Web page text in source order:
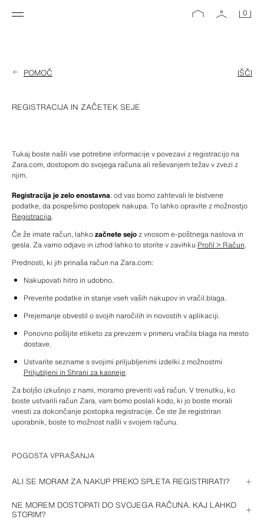
0
POMOČ IŠČI
REGISTRACIJA IN ZAČETEK SEJE
Tukaj boste našli vse potrebne informacije v povezavi z registracijo na
Zara.com, dostopom do svojega računa ali reševanjem težav v zvezi z
njim.
Registracija je zelo enostavna: od vas bomo zahtevali le bistvene
Registracija.
Če že imate račun, lahko začnete sejo z vnosom e-poštnega naslova in
gesla. Za varno odjavo in izhod lahko to storite v zavihku Profil > Račun.
Prednosti, ki jih prinaša račun na Zara.com:
Nakupovati hitro in udobno.
Preverite podatke in stanje vseh vaših nakupov in vračil.blaga.
Prejemanje obvestil o svojih naročilih in novostih v aplikaciji.
Ponovno pošljite etiketo za prevzem v primeru vračila blaga na mesto
dostave.
Priljubljeni in Shrani za kasneje.
Za boljšo izkušnjo z nami, moramo preveriti vaš račun. V trenutku, ko
boste ustvarili račun Zara, vam bomo poslali kodo, ki jo boste morali
vnesti za dokončanje postopka registracije. Če ste že registriran
uporabnik, boste to možnost našli v svojem računu.
POGOSTA VPRAŠANJA
ALI SE MORAM ZA NAKUP PREKO SPLETA REGISTRIRATI?
Znamka Zara vam omogoča oddajo naročila brez predhodne registracije.
Navesti boste morali le osnovne podatke za nakup (osebne podatke,
naslov za pošiljanje in podatke za plačilo).
NE MOREM DOSTOPATI DO SVOJEGA RAČUNA. KAJ LAHKO
STORIM?